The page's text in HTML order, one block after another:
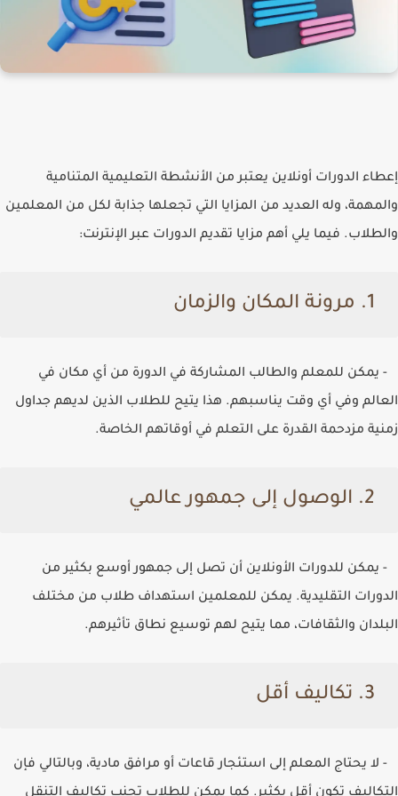
إعطاء الدورات أونلاين يعتبر من الأنشطة التعليمية المتنامية
والمهمة، وله العديد من المزايا التي تجعلها جذابة لكل من المعلمين
والطلاب. فيما يلي أهم مزايا تقديم الدورات عبر الإنترنت:
1. مرونة المكان والزمان
- يمكن للمعلم والطالب المشاركة في الدورة من أي مكان في
العالم وفي أي وقت يناسبهم. هذا يتيح للطلاب الذين لديهم جداول
زمنية مزدحمة القدرة على التعلم في أوقاتهم الخاصة.
2. الوصول إلى جمهور عالمي
- يمكن للدورات الأونلاين أن تصل إلى جمهور أوسع بكثير من
الدورات التقليدية. يمكن للمعلمين استهداف طلاب من مختلف
البلدان والثقافات، مما يتيح لهم توسيع نطاق تأثيرهم.
3. تكاليف أقل
- لا يحتاج المعلم إلى استئجار قاعات أو مرافق مادية، وبالتالي فإن